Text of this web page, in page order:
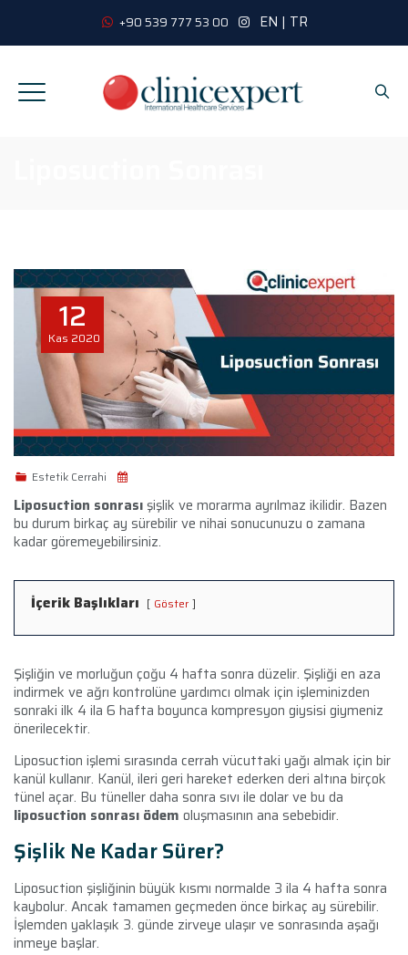
+90 539 777 53 00 EN | TR
12
Kas 2020
Estetik Cerrahi
Liposuction sonrasışişlik ve morarma ayrılmaz ikilidir. Bazen
bu durum birkaç ay sürebilir ve nihai sonucunuzu o zamana
kadar göremeyebilirsiniz.
İçerik Başlıkları Göster
Şişliğin ve morluğun çoğu 4 hafta sonra düzelir. Şişliği en aza
indirmek ve ağrı kontrolüne yardımcı olmak için işleminizden
sonraki ilk 4 ila 6 hafta boyunca kompresyon giysisi giymeniz
önerilecektir.
Liposuction işlemi sırasında cerrah vücuttaki yağı almak için bir
kanül kullanır. Kanül, ileri geri hareket ederken deri altına birçok
tünel açar. Bu tüneller daha sonra sıvı ile dolar ve bu da
liposuction sonrası ödem oluşmasının ana sebebidir.
Şişlik Ne Kadar Sürer?
Liposuction şişliğinin büyük kısmı normalde 3 ila 4 hafta sonra
kaybolur. Ancak tamamen geçmeden önce birkaç ay sürebilir.
İşlemden yaklaşık 3. günde zirveye ulaşır ve sonrasında aşağı
inmeye başlar.